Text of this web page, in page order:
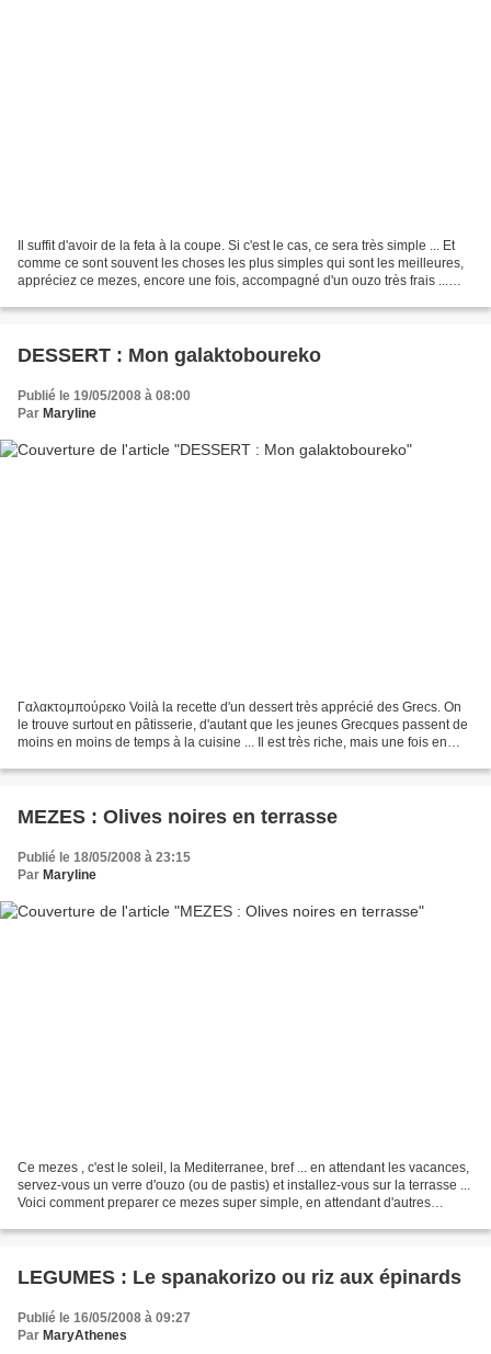
Il suffit d'avoir de la feta à la coupe. Si c'est le cas, ce sera très simple ... Et
comme ce sont souvent les choses les plus simples qui sont les meilleures,
appréciez ce mezes, encore une fois, accompagné d'un ouzo très frais ...
DESSERT : Mon galaktoboureko
Publié le 19/05/2008 à 08:00
Par Maryline
Γαλακτομπούρεκο Voilà la recette d'un dessert très apprécié des Grecs. On
le trouve surtout en pâtisserie, d'autant que les jeunes Grecques passent de
moins en moins de temps à la cuisine ... Il est très riche, mais une fois en
MEZES : Olives noires en terrasse
Publié le 18/05/2008 à 23:15
Par Maryline
Ce mezes , c'est le soleil, la Mediterranee, bref ... en attendant les vacances,
servez-vous un verre d'ouzo (ou de pastis) et installez-vous sur la terrasse ...
Voici comment preparer ce mezes super simple, en attendant d'autres
LEGUMES : Le spanakorizo ou riz aux épinards
Publié le 16/05/2008 à 09:27
Par MaryAthenes